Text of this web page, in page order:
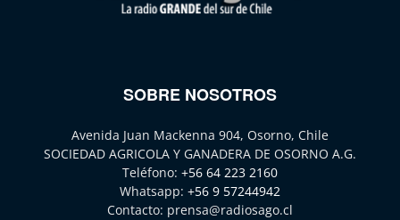
SOBRE NOSOTROS
Avenida Juan Mackenna 904, Osorno, Chile
SOCIEDAD AGRICOLA Y GANADERA DE OSORNO A.G.
Teléfono: +56 64 223 2160
Whatsapp: +56 9 57244942
Contacto: prensa@radiosago.cl